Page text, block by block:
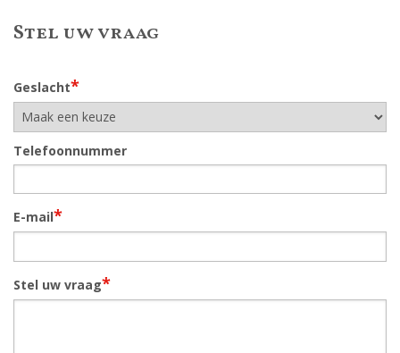
Stel uw vraag
Geslacht*
Telefoonnummer
E-mail*
Stel uw vraag*